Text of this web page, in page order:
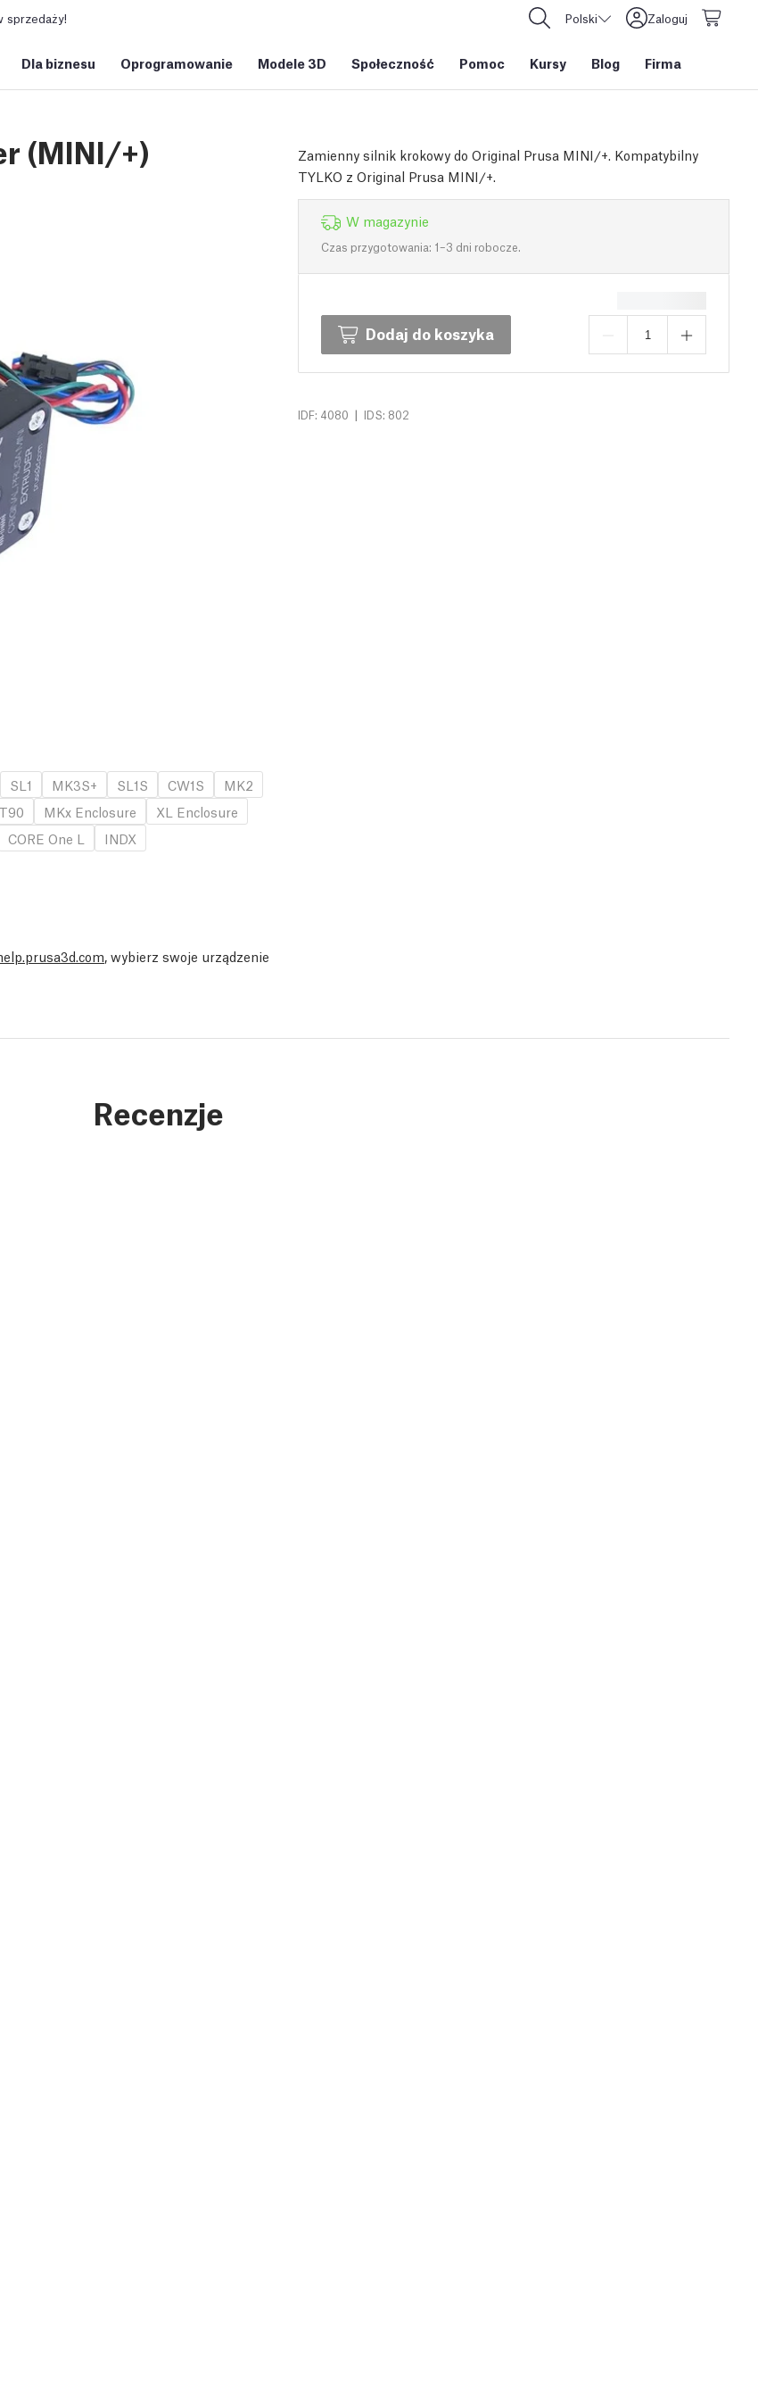
sprzedaży! Polski Zaloguj
Dla biznesu Oprogramowanie Modele 3D Społeczność Pomoc Kursy Blog Firma
(MINI/+)
Zamienny silnik krokowy do Original Prusa MINI/+. Kompatybilny
TYLKO z Original Prusa MINI/+.
W magazynie
Czas przygotowania: 1–3 dni robocze.
Dodaj do koszyka
IDF: 4080 | IDS: 802
SL1 MK3S+ SL1S CW1S
MK2
MKx Enclosure
XL Enclosure
CORE One L INDX
, wybierz swoje urządzenie
Recenzje